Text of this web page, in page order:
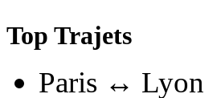
Top Trajets
Paris ↔ Lyon